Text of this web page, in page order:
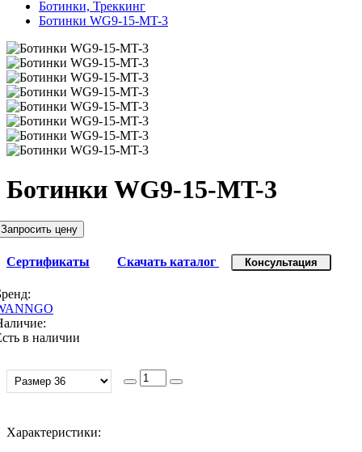
Ботинки, Треккинг
Ботинки WG9-15-MT-3
Ботинки WG9-15-MT-3
Запросить цену
Сертификаты Скачать каталог Консультация
в наличии
Характеристики: